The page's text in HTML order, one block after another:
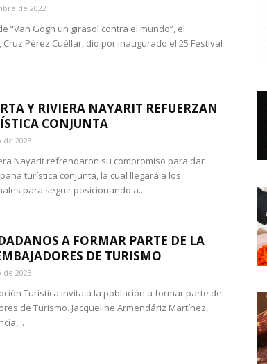
de 2022
“Van Gogh un girasol contra el mundo”, el
Pérez Cuéllar, dio por inaugurado el 25 Festival
Y RIVIERA NAYARIT REFUERZAN
CONJUNTA
de 2023
Nayarit refrendaron su compromiso para dar
turística conjunta, la cual llegará a los
para seguir posicionando a...
A FORMAR PARTE DE LA
DE TURISMO
2023
Turística invita a la población a formar parte de
de Turismo. Jacqueline Armendáriz Martínez,